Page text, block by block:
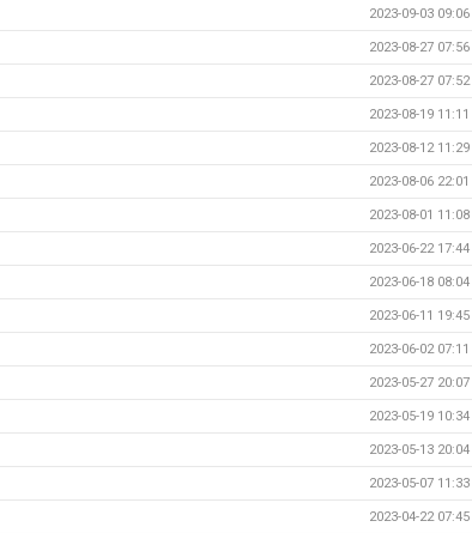
2023-09-03 09:06
2023-08-27 07:56
2023-08-27 07:52
2023-08-19 11:11
2023-08-12 11:29
2023-08-06 22:01
2023-08-01 11:08
2023-06-22 17:44
2023-06-18 08:04
2023-06-11 19:45
2023-06-02 07:11
2023-05-27 20:07
2023-05-19 10:34
2023-05-13 20:04
2023-05-07 11:33
2023-04-22 07:45